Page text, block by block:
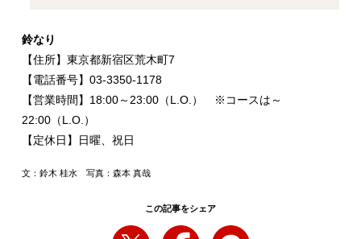
鈴なり
【住所】東京都新宿区荒木町7
【電話番号】03‐3350‐1178
【営業時間】18:00～23:00（L.O.） ※コースは～
22:00（L.O.）
【定休日】日曜、祝日
文：鈴木 桂水 写真：森本 真哉
この記事をシェア